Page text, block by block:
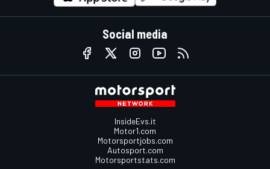
Social media
InsideEvs.it
Motor1.com
Motorsportjobs.com
Autosport.com
Motorsportstats.com